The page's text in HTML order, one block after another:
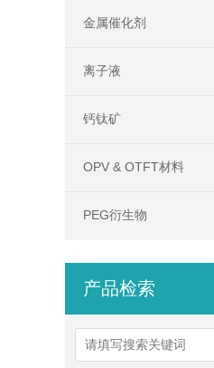
金属催化剂
离子液
钙钛矿
OPV & OTFT材料
PEG衍生物
产品检索